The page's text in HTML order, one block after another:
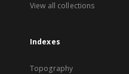
View all collections
Indexes
Topography